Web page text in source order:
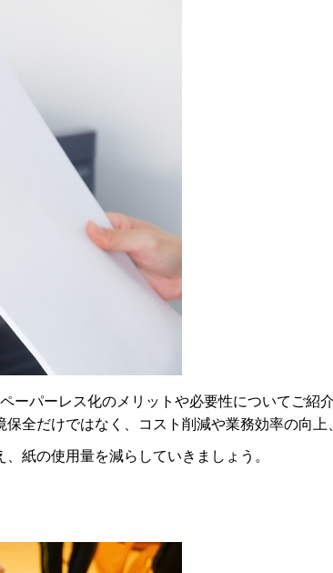
ーパーレス化のメリットや必要性についてご紹介
全だけではなく、コスト削減や業務効率の向上
紙の使用量を減らしていきましょう。